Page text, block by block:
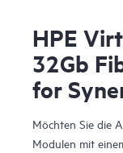
HPE
32Gb
for
Möchten Sie die
Modulen mit